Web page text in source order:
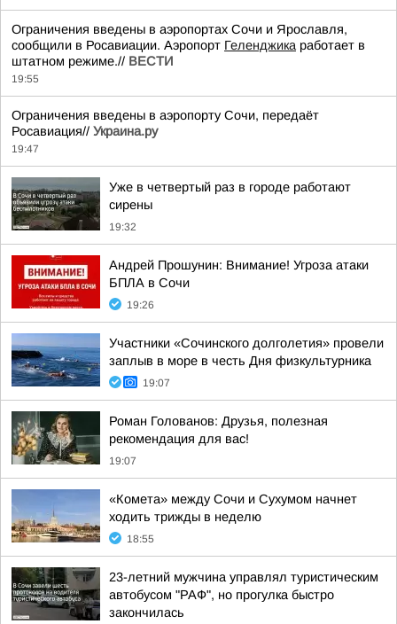
Ограничения введены в аэропортах Сочи и Ярославля,
сообщили в Росавиации. Аэропорт Геленджика работает в
штатном режиме.// ВЕСТИ
19:55
Ограничения введены в аэропорту Сочи, передаёт
Росавиация// Украина.ру
19:47
Уже в четвертый раз в городе работают
сирены
19:32
Андрей Прошунин: Внимание! Угроза атаки
БПЛА в Сочи
19:26
Участники «Сочинского долголетия» провели
заплыв в море в честь Дня физкультурника
19:07
Роман Голованов: Друзья, полезная
рекомендация для вас!
19:07
«Комета» между Сочи и Сухумом начнет
ходить трижды в неделю
18:55
23-летний мужчина управлял туристическим
автобусом "РАФ", но прогулка быстро
закончилась